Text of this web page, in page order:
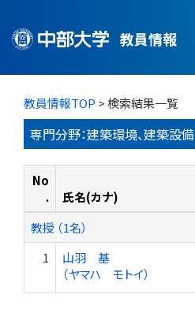
教員情報
教員情報TOP > 検索結果一覧
専門分野：建築環境、建築設備
No
.
氏名(カナ)
教授 （1名）
1
山羽 基
（ヤマハ モトイ）